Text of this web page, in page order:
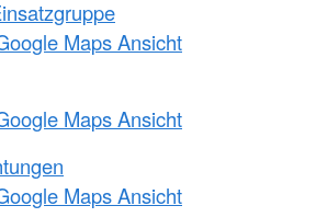
Maps Ansicht
Maps Ansicht
Maps Ansicht